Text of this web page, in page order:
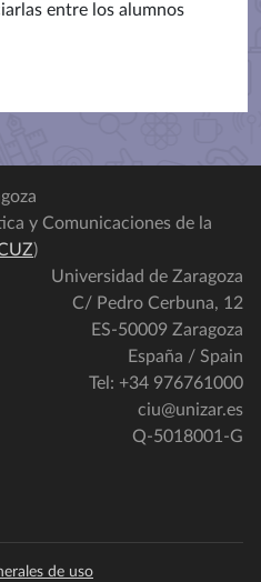
entre los alumnos
y Comunicaciones de la
)
Universidad de Zaragoza
C/ Pedro Cerbuna, 12
ES-50009 Zaragoza
España / Spain
Tel: +34 976761000
ciu@unizar.es
Q-5018001-G
de uso